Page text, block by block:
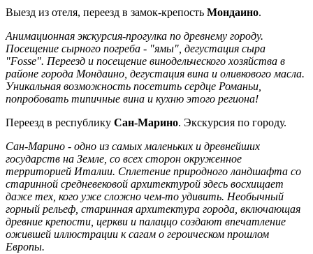
Выезд из отеля, переезд в замок-крепость Мондаино.
Анимационная экскурсия-прогулка по древнему городу.
Посещение сырного погреба - "ямы", дегустация сыра
"Fosse". Переезд и посещение винодельческого хозяйства в
районе города Мондаино, дегустация вина и оливкового масла.
Уникальная возможность посетить сердце Романьи,
попробовать типичные вина и кухню этого региона!
Переезд в республику Сан-Марино. Экскурсия по городу.
Сан-Марино - одно из самых маленьких и древнейших
государств на Земле, со всех сторон окруженное
территорией Италии. Сплетение природного ландшафта со
старинной средневековой архитектурой здесь восхищает
даже тех, кого уже сложно чем-то удивить. Необычный
горный рельеф, старинная архитектура города, включающая
древние крепости, церкви и палаццо создают впечатление
ожившей иллюстрации к сагам о героическом прошлом
Европы.